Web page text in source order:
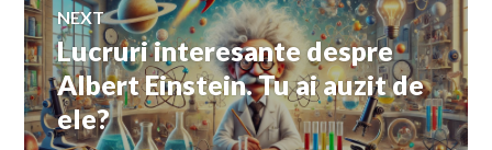
NEXT
Next
post:
Lucruri interesante despre
Albert Einstein. Tu ai auzit de
ele?